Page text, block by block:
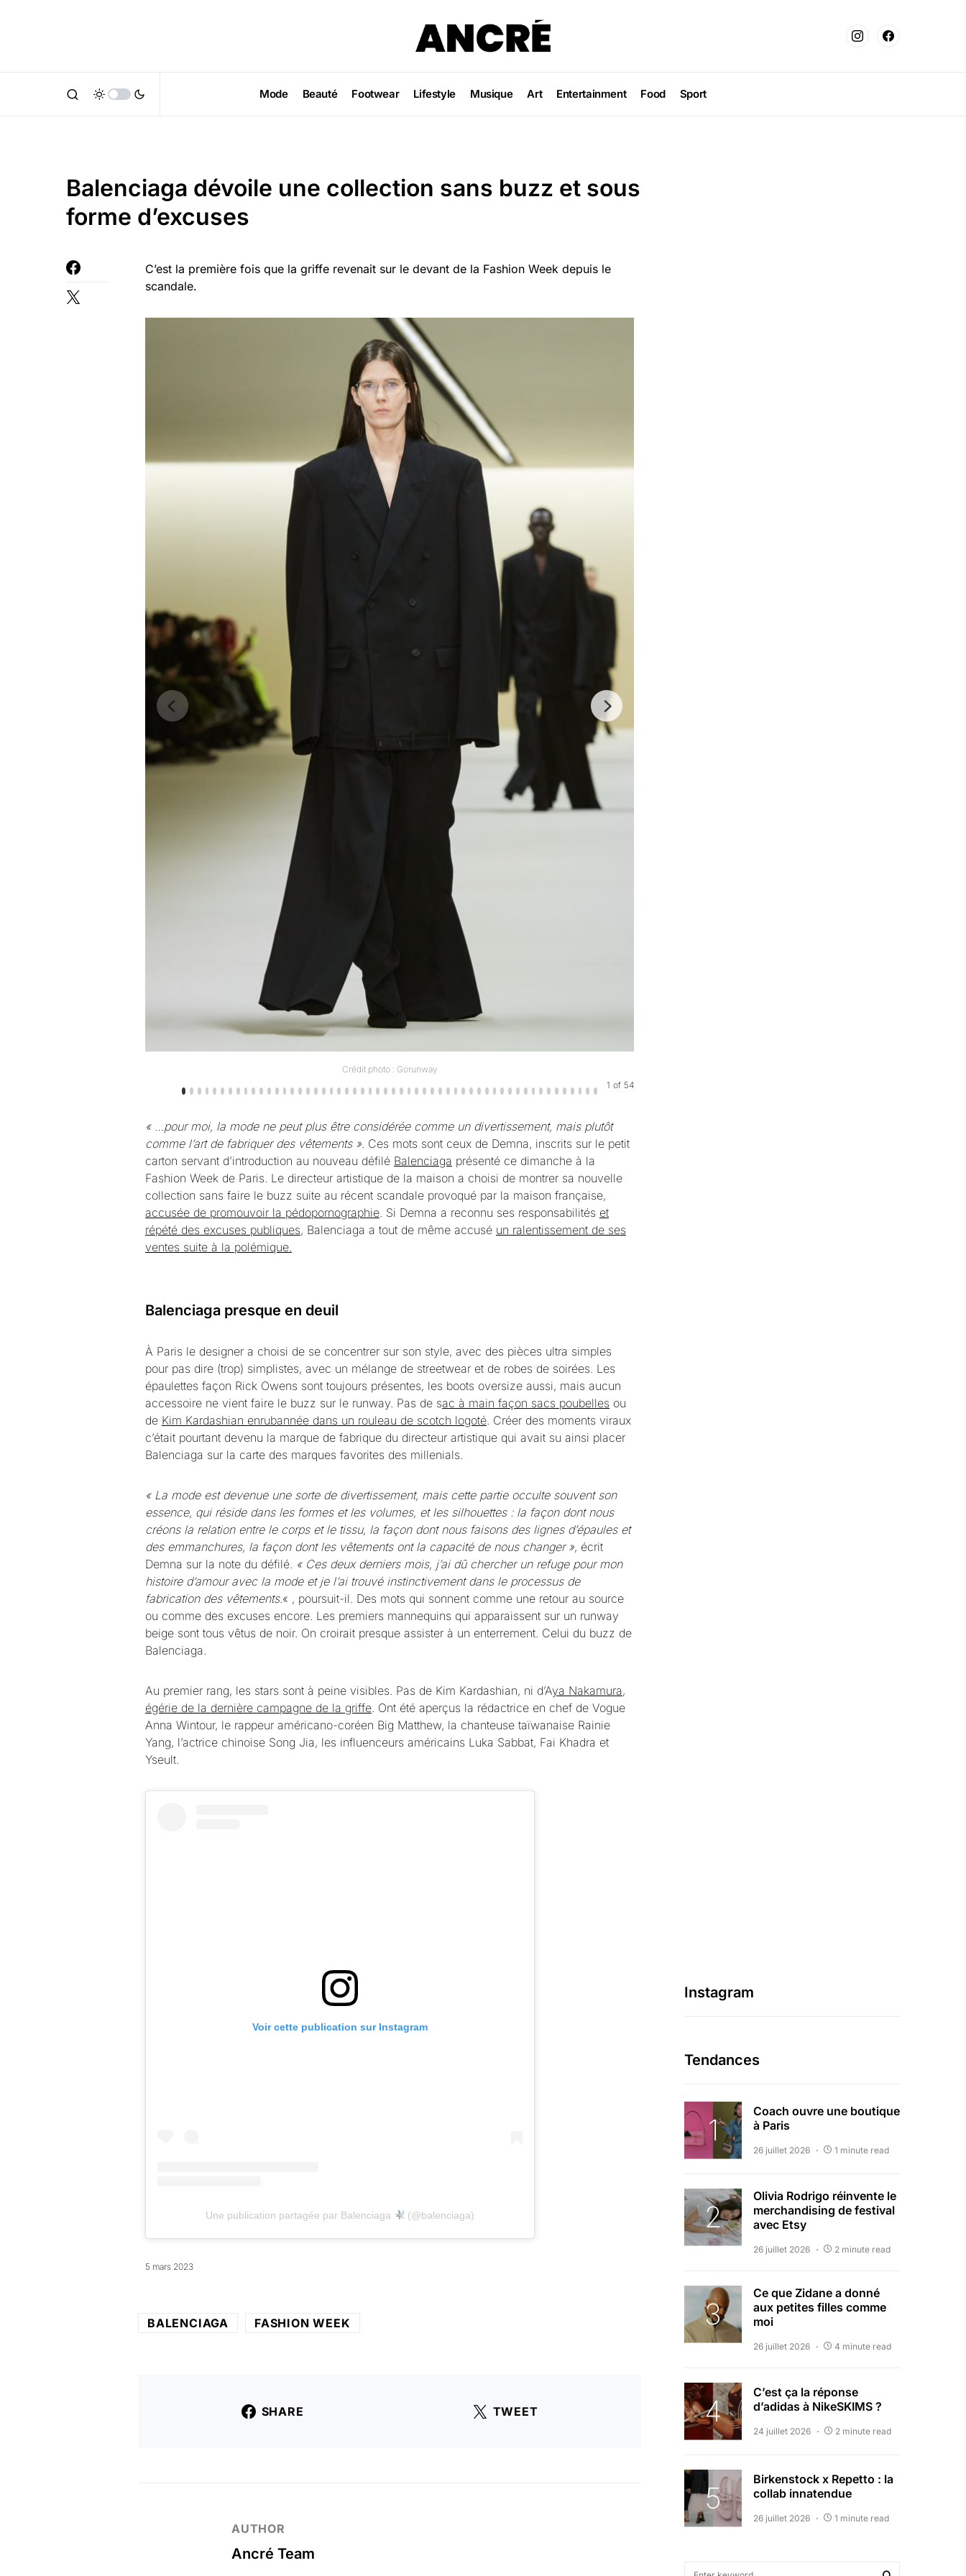
Mode Beauté Footwear Lifestyle Musique Art Entertainment Food Sport
Balenciaga dévoile une collection sans buzz et sous
forme d’excuses
C’est la première fois que la griffe revenait sur le devant de la Fashion Week depuis le
scandale.
Crédit photo : Gorunway
1 of 54
« …pour moi, la mode ne peut plus être considérée comme un divertissement, mais plutôt
comme l’art de fabriquer des vêtements » . Ces mots sont ceux de Demna, inscrits sur le petit
carton servant d’introduction au nouveau défilé Balenciaga présenté ce dimanche à la
Fashion Week de Paris. Le directeur artistique de la maison a choisi de montrer sa nouvelle
collection sans faire le buzz suite au récent scandale provoqué par la maison française,
accusée de promouvoir la pédopornographie . Si Demna a reconnu ses responsabilités et
répété des excuses publiques, Balenciaga a tout de même accusé un ralentissement de ses
ventes suite à la polémique.
Balenciaga presque en deuil
À Paris le designer a choisi de se concentrer sur son style, avec des pièces ultra simples
pour pas dire (trop) simplistes, avec un mélange de streetwear et de robes de soirées. Les
épaulettes façon Rick Owens sont toujours présentes, les boots oversize aussi, mais aucun
accessoire ne vient faire le buzz sur le runway. Pas de sac à main façon sacs poubelles ou
de Kim Kardashian enrubannée dans un rouleau de scotch logoté . Créer des moments viraux
c’était pourtant devenu la marque de fabrique du directeur artistique qui avait su ainsi placer
Balenciaga sur la carte des marques favorites des millenials.
« La mode est devenue une sorte de divertissement, mais cette partie occulte souvent son
essence, qui réside dans les formes et les volumes, et les silhouettes : la façon dont nous
créons la relation entre le corps et le tissu, la façon dont nous faisons des lignes d’épaules et
des emmanchures, la façon dont les vêtements ont la capacité de nous changer », écrit
Demna sur la note du défilé. « Ces deux derniers mois, j’ai dû chercher un refuge pour mon
histoire d’amour avec la mode et je l’ai trouvé instinctivement dans le processus de
fabrication des vêtements. « , poursuit-il. Des mots qui sonnent comme une retour au source
ou comme des excuses encore. Les premiers mannequins qui apparaissent sur un runway
beige sont tous vêtus de noir. On croirait presque assister à un enterrement. Celui du buzz de
Balenciaga.
Au premier rang, les stars sont à peine visibles. Pas de Kim Kardashian, ni d’Aya Nakamura,
égérie de la dernière campagne de la griffe . Ont été aperçus la rédactrice en chef de Vogue
Anna Wintour, le rappeur américano-coréen Big Matthew, la chanteuse taïwanaise Rainie
Yang, l’actrice chinoise Song Jia, les influenceurs américains Luka Sabbat, Fai Khadra et
Yseult.
Voir cette publication sur Instagram
Une publication partagée par Balenciaga (@balenciaga)
5 mars 2023
BALENCIAGA FASHION WEEK
SHARE TWEET
AUTHOR
Ancré Team
Instagram
Tendances
Coach ouvre une boutique
à Paris
26 juillet 2026 1 minute read
Olivia Rodrigo réinvente le
merchandising de festival
avec Etsy
26 juillet 2026 2 minute read
Ce que Zidane a donné
aux petites filles comme
moi
26 juillet 2026 4 minute read
C’est ça la réponse
d’adidas à NikeSKIMS ?
24 juillet 2026 2 minute read
Birkenstock x Repetto : la
collab innatendue
26 juillet 2026 1 minute read